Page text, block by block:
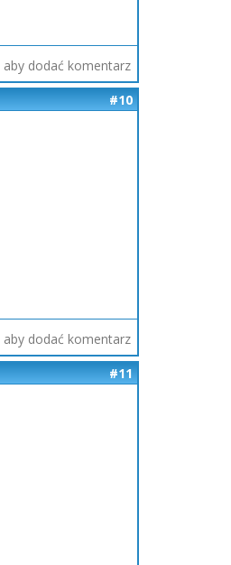
aby dodać komentarz
#10
aby dodać komentarz
#11